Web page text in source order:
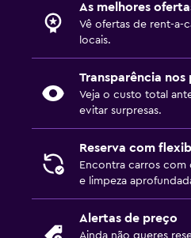
As melhores
Vê ofertas de rent-a-
locais.
Transparência nos
Veja o custo total
evitar surpresas.
Reserva com
Encontra carros
e limpeza
Alertas de preço
Ainda não queres